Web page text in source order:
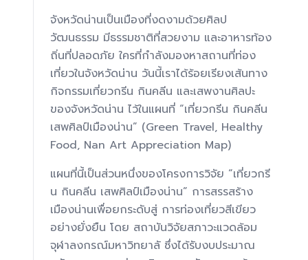
จังหวัดน่านเป็นเมืองที่งดงามด้วยศิลป
วัฒนธรรม มีธรรมชาติที่สวยงาม และอาหารท้อง
ถิ่นที่ปลอดภัย ใครที่กำลังมองหาสถานที่ท่อง
เที่ยวในจังหวัดน่าน วันนี้เราได้ร้อยเรียงเส้นทาง
กิจกรรมเที่ยวกรีน กินคลีน และเสพงานศิลปะ
ของจังหวัดน่าน ไว้ในแผนที่ “เที่ยวกรีน กินคลีน
เสพศิลป์เมืองน่าน” (Green Travel, Healthy
Food, Nan Art Appreciation Map)
แผนที่นี้เป็นส่วนหนึ่งของโครงการวิจัย “เที่ยวกรี
น กินคลีน เสพศิลป์เมืองน่าน” การสรรสร้าง
เมืองน่านเพื่อยกระดับสู่ การท่องเที่ยวสีเขียว
อย่างยั่งยืน โดย สถาบันวิจัยสภาวะแวดล้อม
จุฬาลงกรณ์มหาวิทยาลั ซึ่งได้รับงบประมาณ